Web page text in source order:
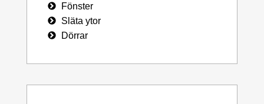
Fönster
Släta ytor
Dörrar